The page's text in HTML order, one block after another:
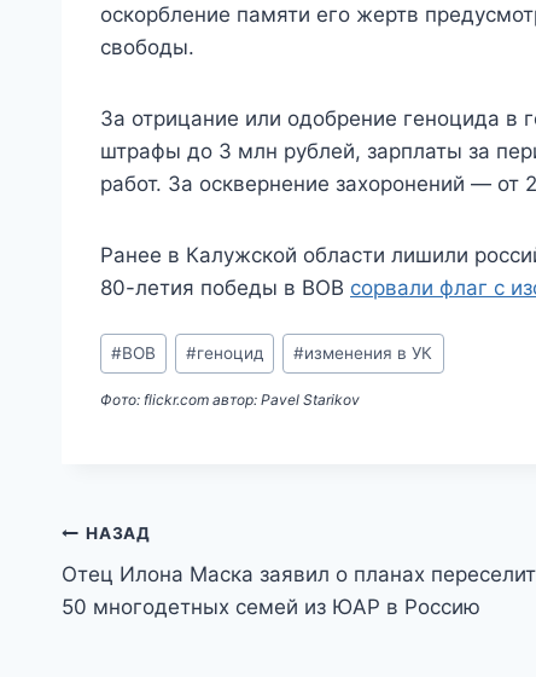
оскорбление памяти его жертв
свободы.
За отрицание или одобрение геноцида в
штрафы до 3 млн рублей, зарплаты за
работ. За осквернение захоронений — от
Ранее в Калужской области лишили
80-летия победы в ВОВ сорвали флаг с
Метки
записи:
#ВОВ #геноцид #изменения в УК
Фото: flickr.com автор: Pavel Starikov
Навигация
по
НАЗАД
Отец Илона Маска заявил о планах
50 многодетных семей из ЮАР в Россию